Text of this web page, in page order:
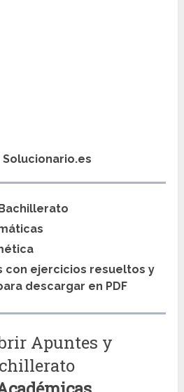
Solucionario.es
con ejercicios resueltos y
descargar en PDF
Apuntes y